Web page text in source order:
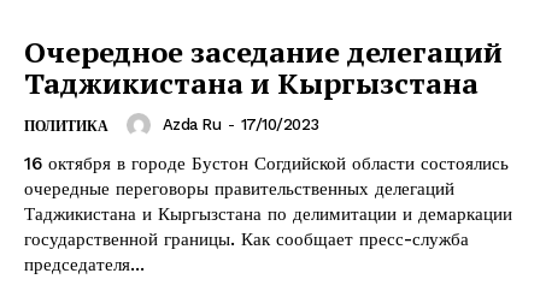
Очередное заседание делегаций
Таджикистана и Кыргызстана
ПОЛИТИКА Azda Ru - 17/10/2023
16 октября в городе Бустон Согдийской области состоялись
очередные переговоры правительственных делегаций
Таджикистана и Кыргызстана по делимитации и демаркации
государственной границы. Как сообщает пресс-служба
председателя...